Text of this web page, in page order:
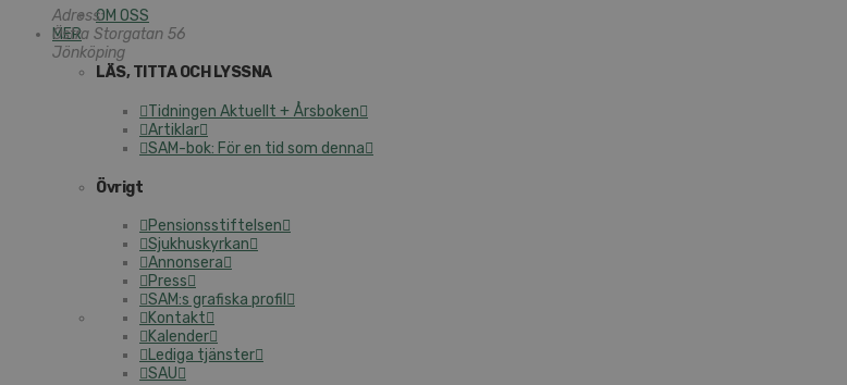
OM OSS
MER
LÄS, TITTA OCH LYSSNA
Tidningen Aktuellt + Årsboken
Artiklar
SAM-bok: För en tid som denna
Övrigt
Pensionsstiftelsen
Sjukhuskyrkan
Annonsera
Press
SAM:s grafiska profil
Kontakt
Kalender
Lediga tjänster
SAU
Adress:
Östra Storgatan 56
Jönköping